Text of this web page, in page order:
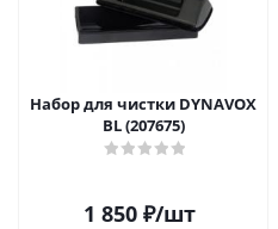
Набор для чистки DYNAVOX
BL (207675)
1 850₽/шт